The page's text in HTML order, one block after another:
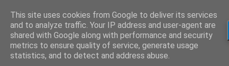
This site uses cookies from Google to deliver its services
and to analyze traffic. Your IP address and user-agent are
shared with Google along with performance and security
metrics to ensure quality of service, generate usage
statistics, and to detect and address abuse.